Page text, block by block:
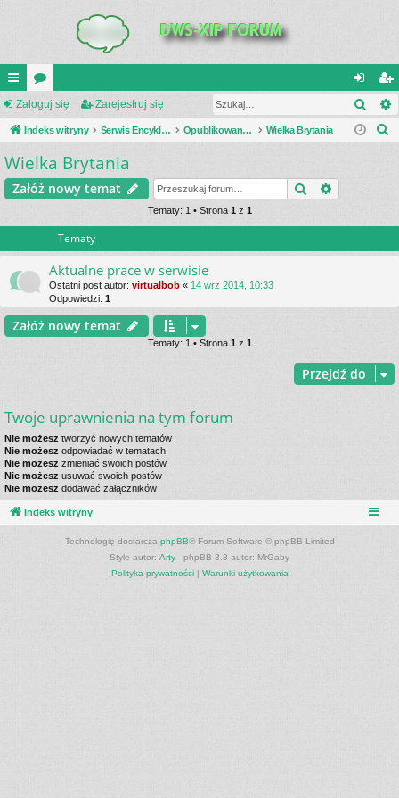
UI
C
K
_L
or
a
al
og
ar
ej
Zaloguj się Zarejestruj się
Indeks witryny Serwis Encyklopedia Uzbrojenia Opublikowane zestawienia Wielka Brytania
j
Wielka Brytania
Załóż nowy temat Szukaj
Tematy: 1 • Strona 1 z 1
Tematy
Aktualne prace w serwisie
Ostatni post autor: virtualbob « 14 wrz 2014, 10:33
Odpowiedzi: 1
Załóż nowy temat
Tematy: 1 • Strona 1z 1
Przejdź do
Twoje uprawnienia na tym forum
Nie możesz tworzyć nowych tematów
Nie możesz odpowiadać w tematach
Nie możesz zmieniać swoich postów
Nie możesz usuwać swoich postów
Nie możesz dodawać załączników
Indeks witryny
Technologię dostarcza phpBB® Forum Software © phpBB Limited
Style autor: Arty - phpBB 3.3 autor: MrGaby
Polityka prywatności| Warunki użytkowania